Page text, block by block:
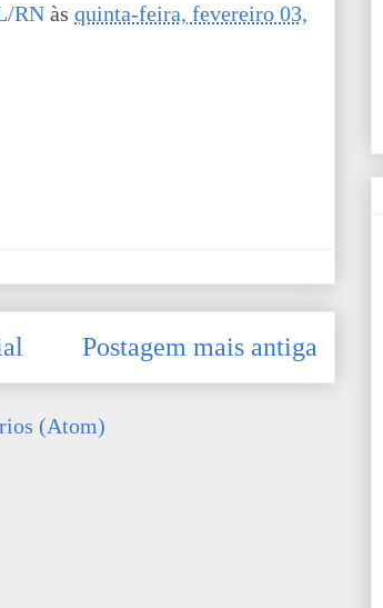
RN às quinta-feira, fevereiro 03,
Postagem mais antiga
(Atom)